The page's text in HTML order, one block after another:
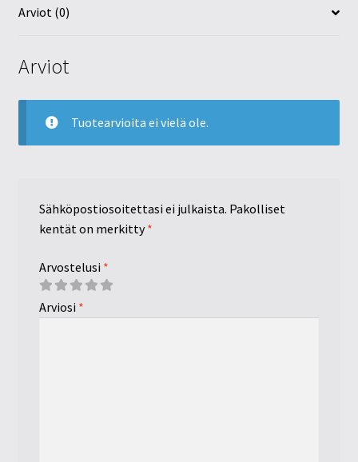
Arviot (0)
Arviot
Tuotearvioita ei vielä ole.
Sähköpostiosoitettasi ei julkaista. Pakolliset
kentät on merkitty*
Arvostelusi *
Arviosi *